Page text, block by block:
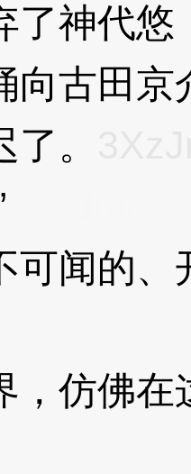
了神代
向古田京
。
闻的、
仿佛在